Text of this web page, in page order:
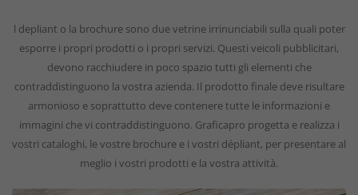
l depliant o la brochure sono due vetrine irrinunciabili sulla quali poter
esporre i propri prodotti o i propri servizi. Questi veicoli pubblicitari,
devono racchiudere in poco spazio tutti gli elementi che
contraddistinguono la vostra azienda. Il prodotto finale deve risultare
armonioso e soprattutto deve contenere tutte le informazioni e
immagini che vi contraddistinguono. Graficapro progetta e realizza i
vostri cataloghi, le vostre brochure e i vostri dépliant, per presentare al
meglio i vostri prodotti e la vostra attività.